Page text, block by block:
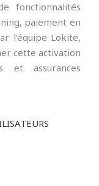
fonctionnalités
paiement en
l’équipe Lokite,
cette activation
et assurances